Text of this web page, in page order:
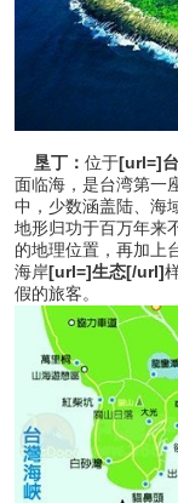
垦丁： 位于[url=]
面临海，是台湾第一
中，少数涵盖陆、海
地形归功于百万年来
的地理位置，再加上
海岸[url=]生态[/url]
假的旅客。